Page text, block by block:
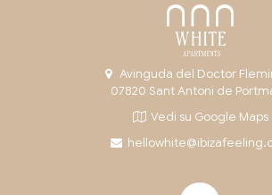
Avinguda del Doctor
07820 Sant Antoni de
Vedi su Google Maps